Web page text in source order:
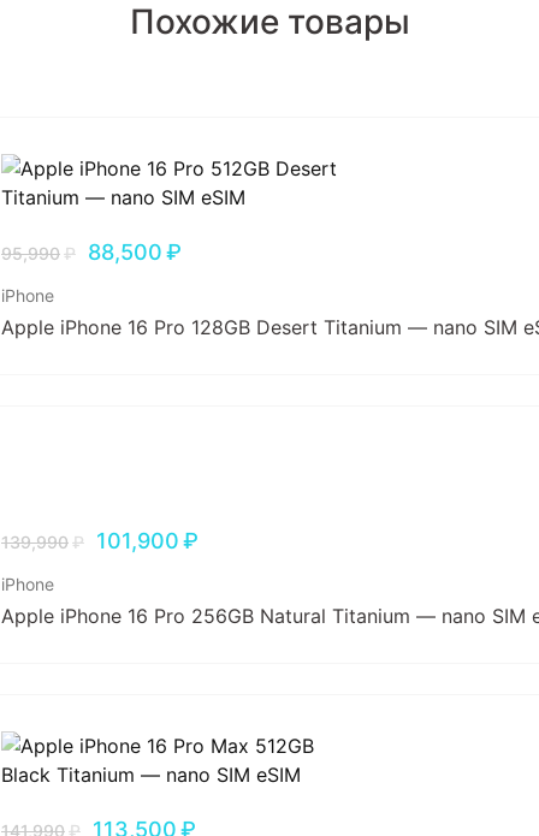
Похожие товары
95,990₽ 88,500₽
iPhone
Apple iPhone 16 Pro 128GB Desert Titanium — nano SIM
139,990₽ 101,900₽
iPhone
Apple iPhone 16 Pro 256GB Natural Titanium — nano SIM
141,990₽ 113,500₽